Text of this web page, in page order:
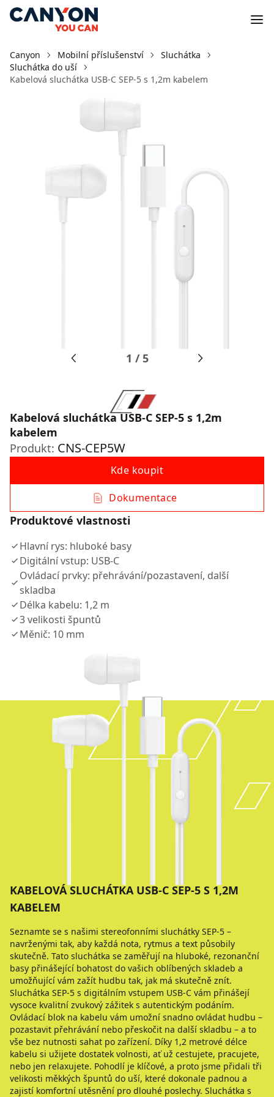
Canyon Mobilní příslušenství
Sluchátka
Sluchátka do uší
Kabelová sluchátka USB-C SEP-5 s 1,2m kabelem
1 / 5
Kabelová sluchátka USB-C SEP-5 s 1,2m
kabelem
Produkt: CNS-CEP5W
Kde koupit
Dokumentace
Produktové vlastnosti
Hlavní rys: hluboké basy
Digitální vstup: USB-C
Ovládací prvky: přehrávání/pozastavení, další
skladba
Délka kabelu: 1,2 m
3 velikosti špuntů
Měnič: 10 mm
KABELOVÁ SLUCHÁTKA USB-C SEP-5 S 1,2M
KABELEM
Seznamte se s našimi stereofonními sluchátky SEP-5 –
navrženými tak, aby každá nota, rytmus a text působily
skutečně. Tato sluchátka se zaměřují na hluboké, rezonanční
basy přinášející bohatost do vašich oblíbených skladeb a
umožňující vám zažít hudbu tak, jak má skutečně znít.
Sluchátka SEP-5 s digitálním vstupem USB-C vám přinášejí
vysoce kvalitní zvukový zážitek s autentickým podáním.
Ovládací blok na kabelu vám umožní snadno ovládat hudbu –
pozastavit přehrávání nebo přeskočit na další skladbu – a to
vše bez nutnosti sahat po zařízení. Díky 1,2 metrové délce
kabelu si užijete dostatek volnosti, ať už cestujete, pracujete,
nebo jen relaxujete. Pohodlí je klíčové, a proto jsme přidali tři
velikosti měkkých špuntů do uší, které dokonale padnou a
zajistí komfortní utěsnění pro dlouhé poslechy. Sluchátka s